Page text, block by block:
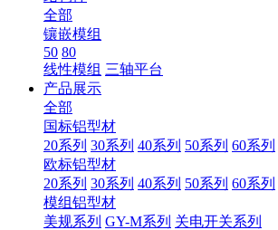
全部
镶嵌模组
50 80
线性模组 三轴平台
产品展示
全部
国标铝型材
20系列 30系列 40系列 50系列 60系列
欧标铝型材
20系列 30系列 40系列 50系列 60系列
模组铝型材
美规系列 GY-M系列 关电开关系列